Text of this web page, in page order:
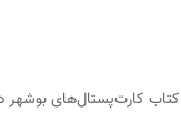
کتاب کارت‌پستال‌های بوشهر